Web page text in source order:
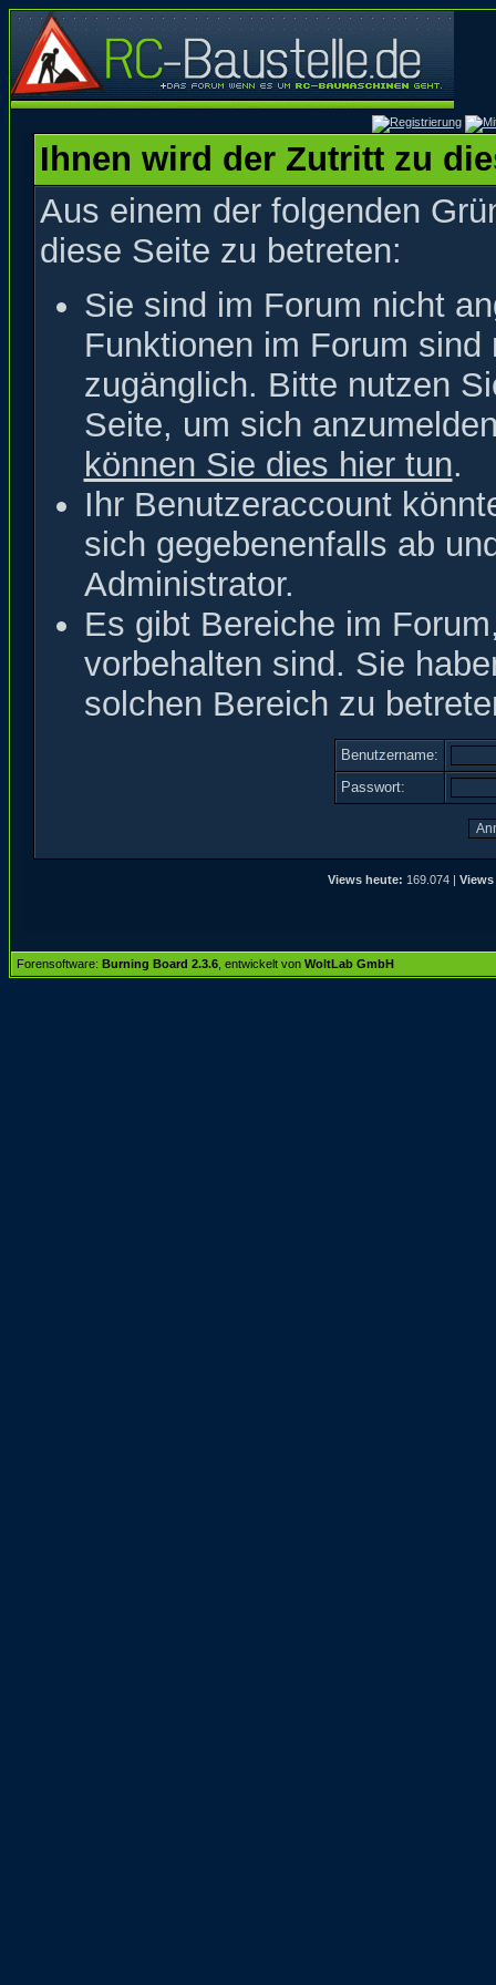
Ihnen wird der Zutritt zu
Aus einem der folgenden
diese Seite zu betreten:
Sie sind im Forum nicht
Funktionen im Forum
zugänglich. Bitte nutzen
Seite, um sich
können Sie dies hier tun.
Ihr Benutzeraccount
sich gegebenenfalls ab
Administrator.
Es gibt Bereiche im
vorbehalten sind. Sie
solchen Bereich zu
Benutzername:
Passwort:
Views heute: 169.074 |
Forensoftware: Burning Board 2.3.6 , entwickelt von WoltLab GmbH